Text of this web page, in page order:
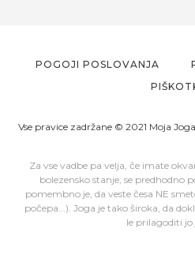
POGOJI POSLOVANJA
Vse pravice zadržane ©️ 2021 Moja
Za vse vadbe pa velja, če imate
bolezensko stanje, se predhodno
pomembno je, da veste česa NE
počepa...). Joga je tako široka, da
le prilagoditi